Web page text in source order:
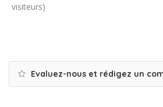
visiteurs)
Evaluez-nous et rédigez un